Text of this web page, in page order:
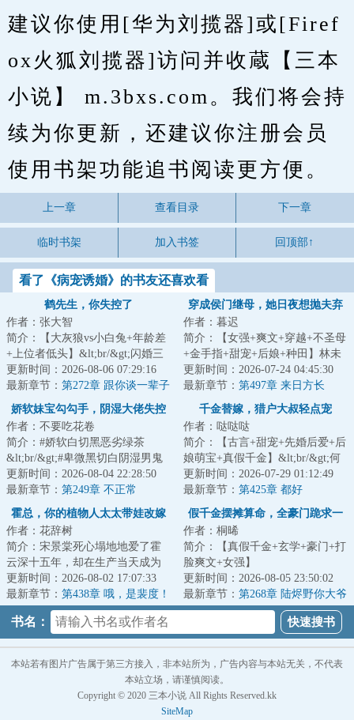
建议你使用[华为刘揽器]或[Firef
ox火狐刘揽器]访问并收蔵【三本
小说】 m.3bxs.com。我们将会持
续为你更新，还建议你注册会员
使用书架功能追书阅读更方便。
上一章 查看目录 下一章
临时书架 加入书签 回顶部↑
看了《病宠诱婚》的书友还喜欢看
鹤先生，你失控了
作者：张大智
简介：【大灰狼vs小白兔+年龄差
+上位者低头】&lt;br/&gt;闪婚三
个月，他们相敬如宾，从不越
界。&lt;br/&g...
更新时间：2026-08-06 07:29:16
最新章节： 第272章 跟你谈一辈子
恋爱
穿成侯门继母，她日夜想抛夫弃
作者：暮迟
简介：【女强+爽文+穿越+不圣母
+金手指+甜宠+后娘+种田】林未
穿过来，就成了寡妇兼后娘。几
个白眼狼拿着...
更新时间：2026-07-24 04:45:30
最新章节： 第497章 来日方长
（完）
娇软妹宝勾勾手，阴湿大佬失控
了
作者：不要吃花卷
简介：#娇软白切黑恶劣绿茶
&lt;br/&gt;#卑微黑切白阴湿男鬼
&lt;br/&gt;#甜宠苏爽爱女
&lt;br/&gt;颜岁被接...
更新时间：2026-08-04 22:28:50
最新章节： 第249章 不正常
千金替嫁，猎户大叔轻点宠
作者：哒哒哒
简介：【古言+甜宠+先婚后爱+后
娘萌宝+真假千金】&lt;br/&gt;何
若若一朝穿越，成为小说《农门
千金》中的...
更新时间：2026-07-29 01:12:49
最新章节： 第425章 都好
霍总，你的植物人太太带娃改嫁
作者：花辞树
简介：宋景棠死心塌地地爱了霍
云深十五年，却在生产当天成为
了植物人。而霍云深却贴在她耳
边温柔呢喃：“...
更新时间：2026-08-02 17:07:33
最新章节： 第438章 哦，是裴度！
假千金摆摊算命，全豪门跪求一
作者：桐晞
简介：【真假千金+玄学+豪门+打
脸爽文+女强】
&lt;br/&gt;&lt;br/&gt;被养父母害
死的假千金姜苒，意外穿越...
更新时间：2026-08-05 23:50:02
最新章节： 第268章 陆烬野你大爷
的！
书名：
本站若有图片广告属于第三方接入，非本站所为，广告内容与本站无关，不代表
本站立场，请谨慎阅读。
Copyright © 2020 三本小说 All Rights Reserved.kk
SiteMap